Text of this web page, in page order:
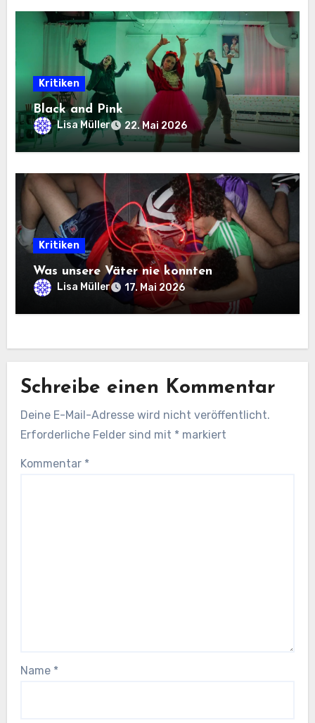
Kritiken
Black and Pink
Lisa Müller 22. Mai 2026
Kritiken
Was unsere Väter nie konnten
Lisa Müller 17. Mai 2026
Schreibe einen Kommentar
Deine E-Mail-Adresse wird nicht veröffentlicht.
Erforderliche Felder sind mit * markiert
Kommentar *
Name *